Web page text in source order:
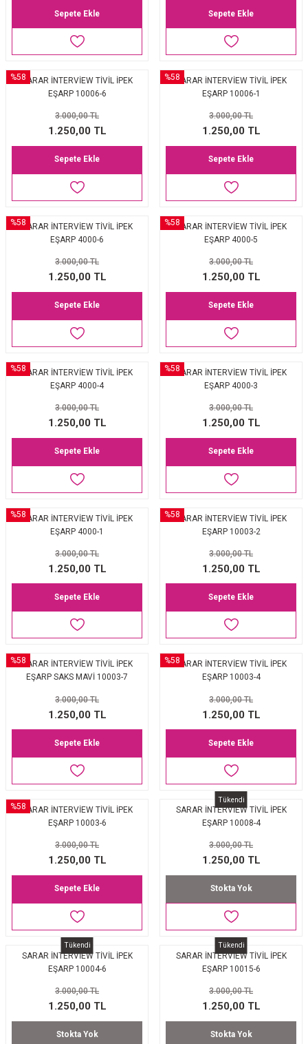
Sepete Ekle Sepete Ekle
%58SARAR İNTERVİEW TİVİL İPEK
EŞARP 10006-6
3.000,00 TL
1.250,00 TL
Sepete Ekle
%58SARAR İNTERVİEW TİVİL İPEK
EŞARP 10006-1
3.000,00 TL
1.250,00 TL
Sepete Ekle
%58SARAR İNTERVİEW TİVİL İPEK
EŞARP 4000-6
3.000,00 TL
1.250,00 TL
Sepete Ekle
%58SARAR İNTERVİEW TİVİL İPEK
EŞARP 4000-5
3.000,00 TL
1.250,00 TL
Sepete Ekle
%58SARAR İNTERVİEW TİVİL İPEK
EŞARP 4000-4
3.000,00 TL
1.250,00 TL
Sepete Ekle
%58SARAR İNTERVİEW TİVİL İPEK
EŞARP 4000-3
3.000,00 TL
1.250,00 TL
Sepete Ekle
%58SARAR İNTERVİEW TİVİL İPEK
EŞARP 4000-1
3.000,00 TL
1.250,00 TL
Sepete Ekle
%58SARAR İNTERVİEW TİVİL İPEK
EŞARP 10003-2
3.000,00 TL
1.250,00 TL
Sepete Ekle
%58SARAR İNTERVİEW TİVİL İPEK
EŞARP SAKS MAVİ 10003-7
3.000,00 TL
1.250,00 TL
Sepete Ekle
%58SARAR İNTERVİEW TİVİL İPEK
EŞARP 10003-4
3.000,00 TL
1.250,00 TL
Sepete Ekle
%58SARAR İNTERVİEW TİVİL İPEK
EŞARP 10003-6
3.000,00 TL
1.250,00 TL
Sepete Ekle
Tükendi
SARAR İNTERVİEW TİVİL İPEK
EŞARP 10008-4
3.000,00 TL
1.250,00 TL
Stokta Yok
Tükendi
SARAR İNTERVİEW TİVİL İPEK
EŞARP 10004-6
3.000,00 TL
1.250,00 TL
Stokta Yok
Tükendi
SARAR İNTERVİEW TİVİL İPEK
EŞARP 10015-6
3.000,00 TL
1.250,00 TL
Stokta Yok